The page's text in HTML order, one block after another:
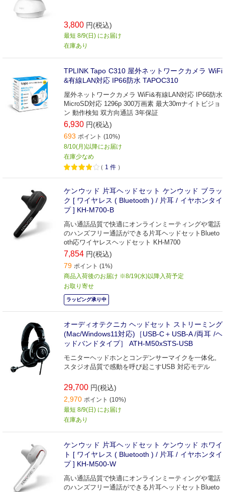
3,800 円(税込)
最短 8/9(日) にお届け
在庫あり
TPLINK Tapo C310 屋外ネットワークカメラ WiFi
&有線LAN対応 IP66防水 TAPOC310
屋外ネットワークカメラ WiFi&有線LAN対応 IP66防水
MicroSD対応 1296p 300万画素 最大30mナイトビジョ
ン 動作検知 双方向通話 3年保証
6,930 円(税込)
693 ポイント (10%)
8/10(月)以降にお届け
在庫少なめ
（ 1 件 ）
ケンウッド 片耳ヘッドセット ケンウッド ブラッ
ク [ ワイヤレス ( Bluetooth ) / 片耳 / イヤホンタイ
プ ] KH-M700-B
高い通話品質で快適にオンラインミーティングや電話
のハンズフリー通話ができる片耳ヘッドセットBlueto
oth応ワイヤレスヘッドセット KH-M700
7,854 円(税込)
79 ポイント (1%)
商品入荷後のお届け ※8/19(水)以降入荷予定
お取り寄せ
ラッピング承り中
オーディオテクニカ ヘッドセット ストリーミング
(Mac/Windows11対応)［USB-C＋USB-A /両耳 /ヘ
ッドバンドタイプ］ ATH-M50xSTS-USB
モニターヘッドホンとコンデンサーマイクを一体化。
スタジオ品質で感動を呼び起こすUSB 対応モデル
29,700 円(税込)
2,970 ポイント (10%)
最短 8/9(日) にお届け
在庫あり
ケンウッド 片耳ヘッドセット ケンウッド ホワイ
ト [ ワイヤレス ( Bluetooth ) / 片耳 / イヤホンタイ
プ ] KH-M500-W
高い通話品質で快適にオンラインミーティングや電話
のハンズフリー通話ができる片耳ヘッドセットBlueto